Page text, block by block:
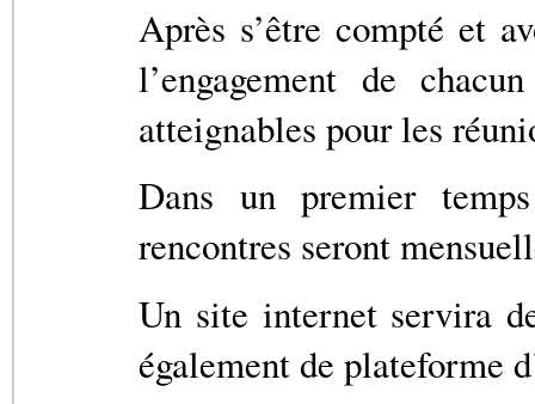
Après s’être compté et
l’engagement de
atteignables pour les
Dans un premier
rencontres seront
Un site internet servira
également de plateforme